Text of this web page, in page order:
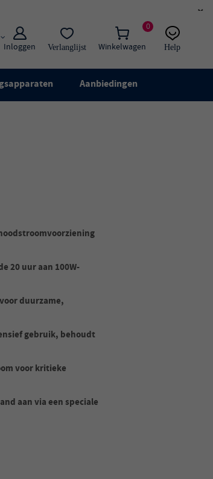
×
0
Winkelwagen
Inloggen Verlanglijst
Help
Live chat
Aanbiedingen
20 uur aan 100W-
duurzame,
gebruik, behoudt
voor kritieke
aan via een speciale